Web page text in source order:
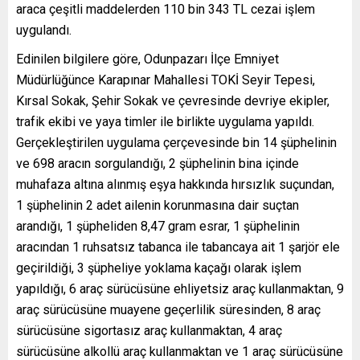
araca çeşitli maddelerden 110 bin 343 TL cezai işlem
uygulandı.
Edinilen bilgilere göre, Odunpazarı İlçe Emniyet
Müdürlüğünce Karapınar Mahallesi TOKİ Seyir Tepesi,
Kırsal Sokak, Şehir Sokak ve çevresinde devriye ekipler,
trafik ekibi ve yaya timler ile birlikte uygulama yapıldı.
Gerçekleştirilen uygulama çerçevesinde bin 14 şüphelinin
ve 698 aracın sorgulandığı, 2 şüphelinin bina içinde
muhafaza altına alınmış eşya hakkında hırsızlık suçundan,
1 şüphelinin 2 adet ailenin korunmasına dair suçtan
arandığı, 1 şüpheliden 8,47 gram esrar, 1 şüphelinin
aracından 1 ruhsatsız tabanca ile tabancaya ait 1 şarjör ele
geçirildiği, 3 şüpheliye yoklama kaçağı olarak işlem
yapıldığı, 6 araç sürücüsüne ehliyetsiz araç kullanmaktan, 9
araç sürücüsüne muayene geçerlilik süresinden, 8 araç
sürücüsüne sigortasız araç kullanmaktan, 4 araç
sürücüsüne alkollü araç kullanmaktan ve 1 araç sürücüsüne